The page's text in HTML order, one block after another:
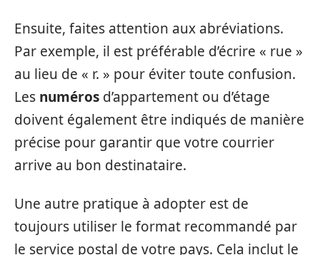
Ensuite, faites attention aux abréviations.
Par exemple, il est préférable d’écrire « rue »
au lieu de « r. » pour éviter toute confusion.
Les numéros d’appartement ou d’étage
doivent également être indiqués de manière
précise pour garantir que votre courrier
arrive au bon destinataire.
Une autre pratique à adopter est de
toujours utiliser le format recommandé par
le service postal de votre pays. Cela inclut le